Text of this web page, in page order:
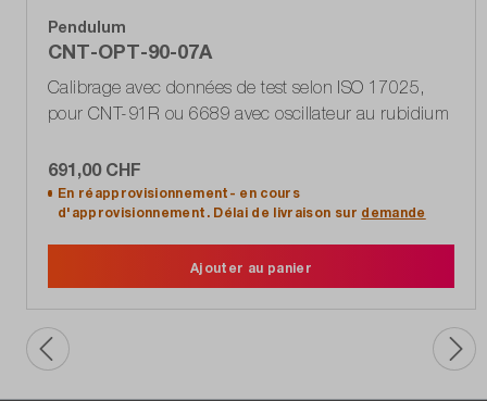
Pendulum
CNT-OPT-90-07A
Calibrage avec données de test selon ISO 17025,
pour CNT-91R ou 6689 avec oscillateur au rubidium
691,00 CHF
En réapprovisionnement- en cours
d'approvisionnement. Délai de livraison sur demande
Ajouter au panier